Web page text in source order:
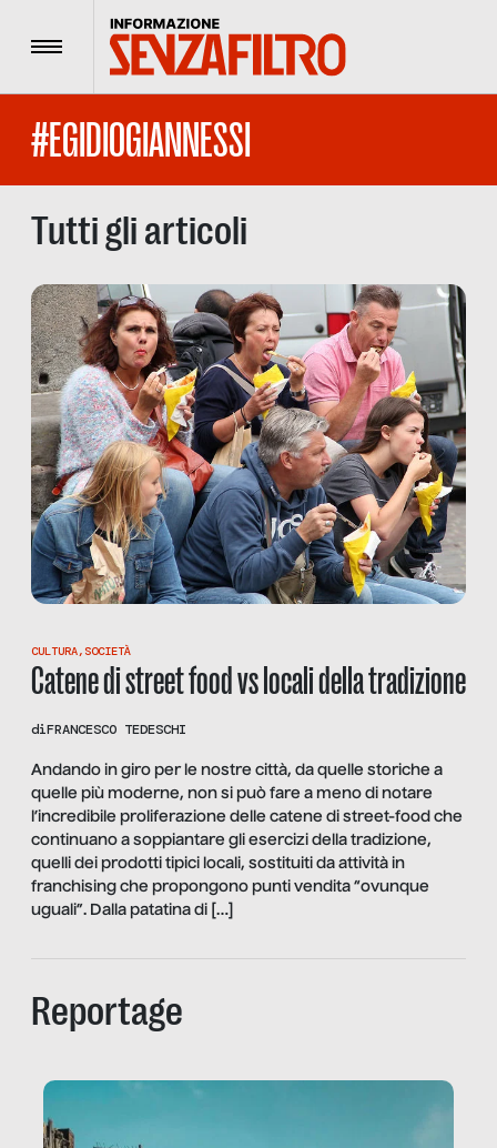
Menu
#EGIDIOGIANNESSI
Tutti gli articoli
CULTURA, SOCIETÀ
Catene di street food vs locali della tradizione
diFRANCESCO TEDESCHI
Andando in giro per le nostre città, da quelle storiche a
quelle più moderne, non si può fare a meno di notare
l’incredibile proliferazione delle catene di street-food che
continuano a soppiantare gli esercizi della tradizione,
quelli dei prodotti tipici locali, sostituiti da attività in
franchising che propongono punti vendita “ovunque
uguali”. Dalla patatina di […]
Reportage